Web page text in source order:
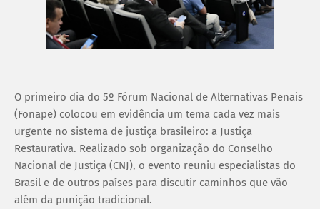
O primeiro dia do 5º Fórum Nacional de Alternativas Penais
(Fonape) colocou em evidência um tema cada vez mais
urgente no sistema de justiça brasileiro: a Justiça
Restaurativa. Realizado sob organização do Conselho
Nacional de Justiça (CNJ), o evento reuniu especialistas do
Brasil e de outros países para discutir caminhos que vão
além da punição tradicional.